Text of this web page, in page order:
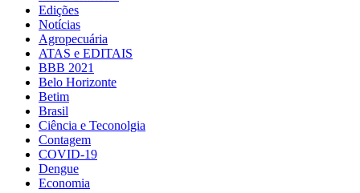
Edições
Notícias
Agropecuária
ATAS e EDITAIS
BBB 2021
Belo Horizonte
Betim
Brasil
Ciência e Teconolgia
Contagem
COVID-19
Dengue
Economia